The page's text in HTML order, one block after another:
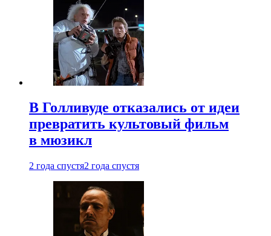
В Голливуде отказались от идеи
превратить культовый фильм
в мюзикл
2 года спустя2 года спустя